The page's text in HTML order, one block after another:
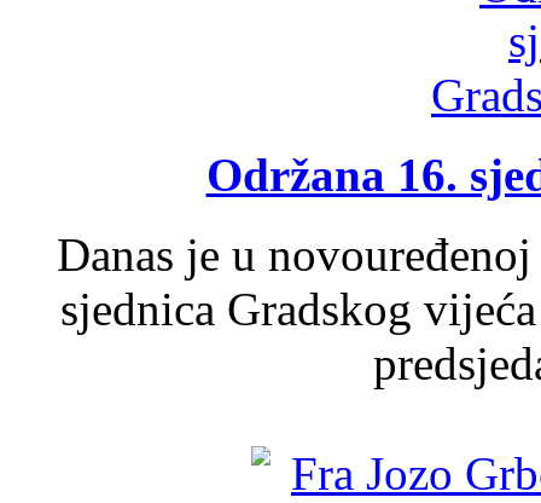
Održana 16.
Danas je u
sjednica Gradskog